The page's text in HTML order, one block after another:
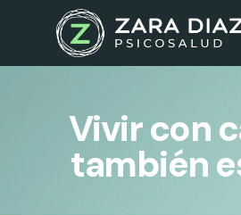
Vivir con
también